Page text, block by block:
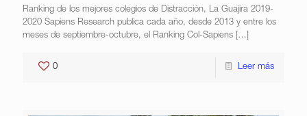
Ranking de los mejores colegios de Distracción, La Guajira 2019-
2020 Sapiens Research publica cada año, desde 2013 y entre los
meses de septiembre-octubre, el Ranking Col-Sapiens […]
0 Leer más